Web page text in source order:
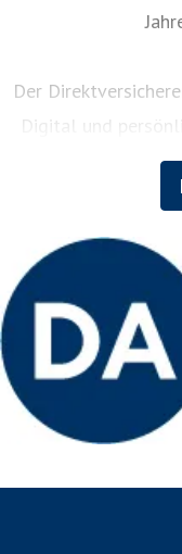
Der
Digital und
persönliche
weltweit
Vordenken der
Weitere